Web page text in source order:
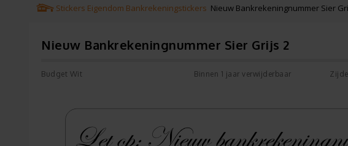
Stickers Eigendom Bankrekeningstickers Nieuw Bankrekeningnummer Sier
Nieuw Bankrekeningnummer Sier Grijs 2
Budget Wit Binnen 1 jaar verwijderbaar